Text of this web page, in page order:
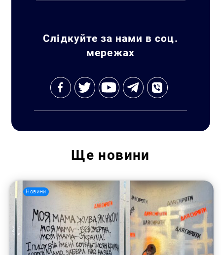
Пошук за запитом:
Слідкуйте за нами в соц.
мережах
Ще новини
Новини